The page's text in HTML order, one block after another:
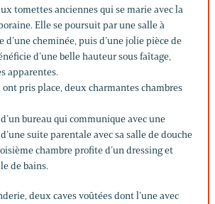
tomettes anciennes qui se marie avec la
Elle se poursuit par une salle à
d’une cheminée, puis d’une jolie pièce de
d’une belle hauteur sous faîtage,
apparentes.
ont pris place, deux charmantes chambres
d’un bureau qui communique avec une
suite parentale avec sa salle de douche
chambre profite d’un dressing et
de bains.
deux caves voûtées dont l’une avec